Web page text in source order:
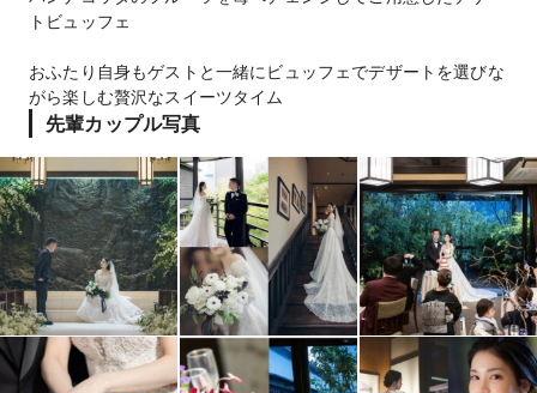
トビュッフェ
おふたり自身もゲストと一緒にビュッフェでデザートを選びな
がら楽しむ贅沢なスイーツタイム
先輩カップル写真